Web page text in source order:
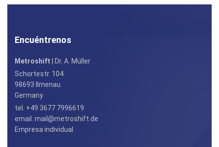
Encuéntrenos
Metroshift | Dr. A. Müller
Schortestr. 104
98693 Ilmenau
Germany
tel. +49 3677 7996619
email: mail@metroshift.de
Empresa individual